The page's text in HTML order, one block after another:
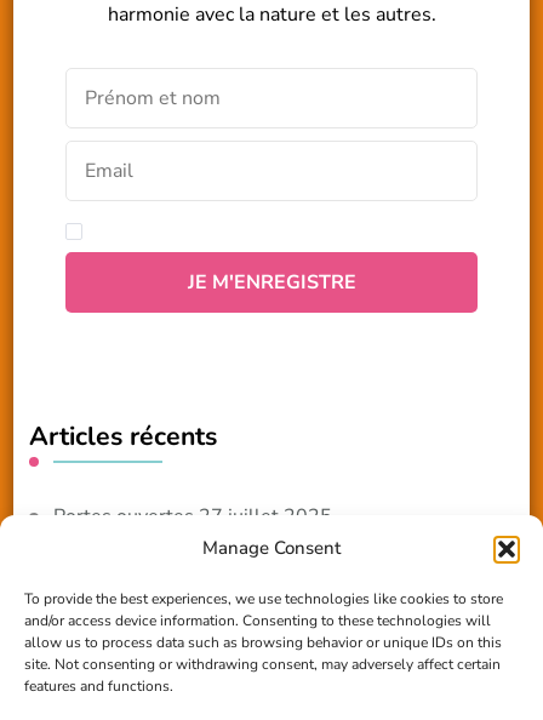
Manage Consent
To provide the best experiences, we use technologies like cookies to store
and/or access device information. Consenting to these technologies will
allow us to process data such as browsing behavior or unique IDs on this
site. Not consenting or withdrawing consent, may adversely affect certain
features and functions.
harmonie avec la nature et les autres.
Articles récents
Portes ouvertes 27 juillet 2025
Reportage TV Com
Construction en terre-paille